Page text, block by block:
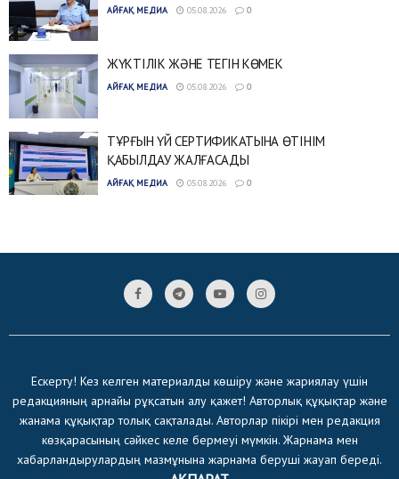
АЙҒАҚ МЕДИА 05.08.2026 0
ЖҮКТІЛІК ЖӘНЕ ТЕГІН КӨМЕК
АЙҒАҚ МЕДИА 05.08.2026 0
ТҰРҒЫН ҮЙ СЕРТИФИКАТЫНА ӨТІНІМ
ҚАБЫЛДАУ ЖАЛҒАСАДЫ
АЙҒАҚ МЕДИА 05.08.2026 0
Ескерту! Кез келген материалды көшіру және жариялау үшін
редакцияның арнайы рұқсатын алу қажет! Авторлық құқықтар және
жанама құқықтар толық сақталады. Авторлар пікірі мен редакция
көзқарасының сәйкес келе бермеуі мүмкін. Жарнама мен
хабарландырулардың мазмұнына жарнама беруші жауап береді.